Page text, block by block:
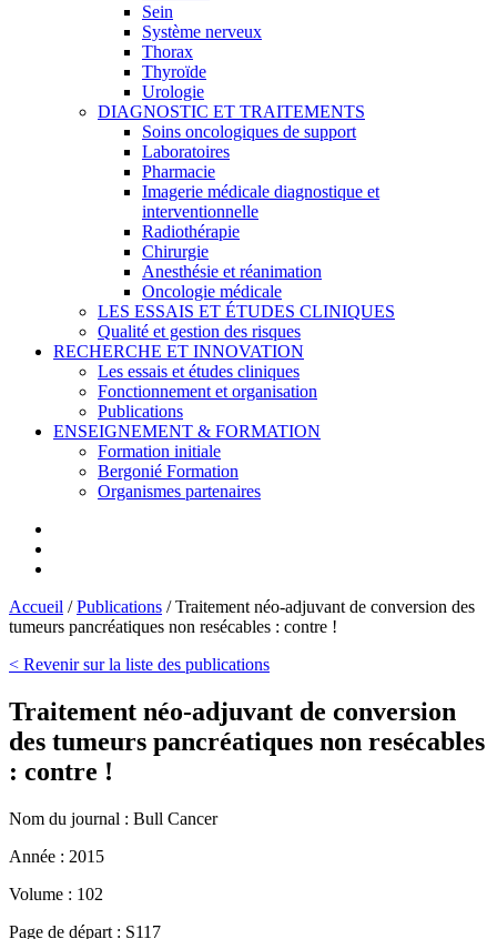
Sein
Système nerveux
Thorax
Thyroïde
Urologie
DIAGNOSTIC ET TRAITEMENTS
Soins oncologiques de support
Laboratoires
Pharmacie
Imagerie médicale diagnostique et
interventionnelle
Radiothérapie
Chirurgie
Anesthésie et réanimation
Oncologie médicale
LES ESSAIS ET ÉTUDES CLINIQUES
Qualité et gestion des risques
RECHERCHE ET INNOVATION
Les essais et études cliniques
Fonctionnement et organisation
Publications
ENSEIGNEMENT & FORMATION
Formation initiale
Bergonié Formation
Organismes partenaires
Accueil /Publications /Traitement néo-adjuvant de conversion des
tumeurs pancréatiques non resécables : contre !
< Revenir sur la liste des publications
Traitement néo-adjuvant de conversion
des tumeurs pancréatiques non resécables
: contre !
Nom du journal : Bull Cancer
Année : 2015
Volume : 102
Page de départ : S117